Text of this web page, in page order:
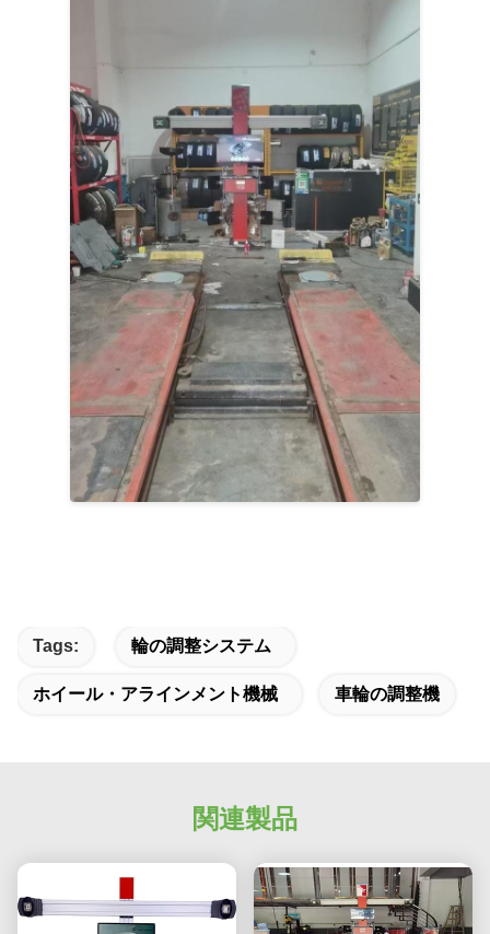
Tags: 輪の調整システム
ホイール・アラインメント機械 車輪の調整機
関連製品